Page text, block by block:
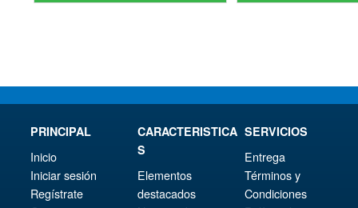
€86.05.
est :
PRINCIPAL
Inicio
Iniciar sesión
Regístrate
CARACTERISTICA
S
Elementos
destacados
SERVICIOS
Entrega
Términos y
Condiciones